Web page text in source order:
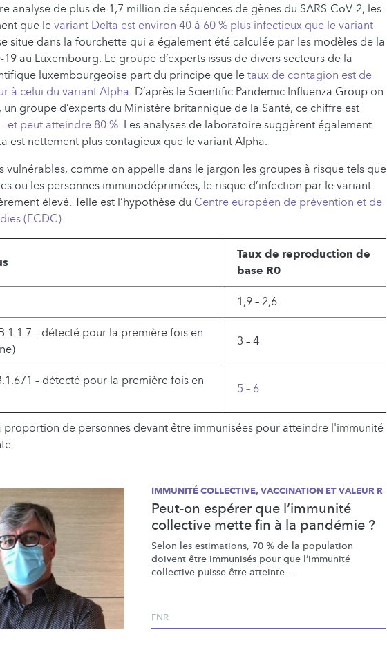
analyse de plus de 1,7 million de séquences de gènes du SARS-CoV-2, les
que levariant Delta est environ 40 à 60 % plus infectieux que le variant
situe dans la fourchette qui a également été calculée par les modèles de la
19 au Luxembourg. Le groupe d’experts issus de divers secteurs de la
luxembourgeoise part du principe que letaux de contagion est de
à celui du variant Alpha. D’après le Scientific Pandemic Influenza Group on
un groupe d’experts du Ministère britannique de la Santé, ce chiffre est
et peut atteindre 80 %. Les analyses de laboratoire suggèrent également
est nettement plus contagieux que le variant Alpha.
vulnérables, comme on appelle dans le jargon les groupes à risque tels que
ou les personnes immunodéprimées, le risque d’infection par le variant
élevé. Telle est l’hypothèse du Centre européen de prévention et de
(ECDC).
Taux de reproduction de
base R0
1,9 – 2,6
– détecté pour la première fois en
3 – 4
– détecté pour la première fois en
5 – 6
proportion de personnes devant être immunisées pour atteindre l'immunité
IMMUNITÉ COLLECTIVE, VACCINATION ET VALEUR R
Peut-on espérer que l’immunité
collective mette fin à la pandémie ?
Selon les estimations, 70 % de la population
doivent être immunisés pour que l’immunité
collective puisse être atteinte....
FNR